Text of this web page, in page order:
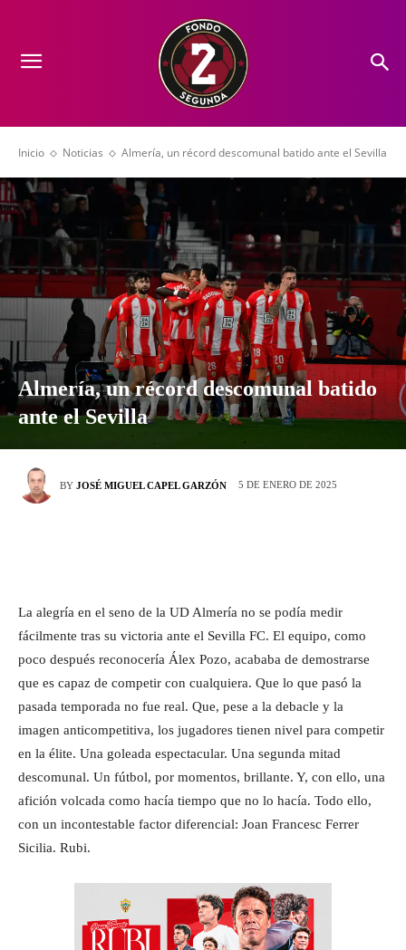
Inicio Noticias Almería, un récord descomunal batido ante el Sevilla
Almería, un récord descomunal batido
ante el Sevilla
BY JOSÉ MIGUEL CAPEL GARZÓN 5 DE ENERO DE 2025
La alegría en el seno de la UD Almería no se podía medir
fácilmente tras su victoria ante el Sevilla FC. El equipo, como
poco después reconocería Álex Pozo, acababa de demostrarse
que es capaz de competir con cualquiera. Que lo que pasó la
pasada temporada no fue real. Que, pese a la debacle y la
imagen anticompetitiva, los jugadores tienen nivel para competir
en la élite. Una goleada espectacular. Una segunda mitad
descomunal. Un fútbol, por momentos, brillante. Y, con ello, una
afición volcada como hacía tiempo que no lo hacía. Todo ello,
con un incontestable factor diferencial: Joan Francesc Ferrer
Sicilia. Rubi.